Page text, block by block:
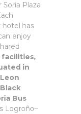
Plaza
has
enjoy
facilities,
in
Bus
Logroño–